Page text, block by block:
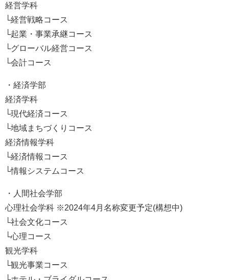
経営学科
└経営戦略コース
└起業・事業承継コース
└グローバル経営コース
└会計コース
・経済学部
経済学科
└現代経済コース
└地域まちづくりコース
経済情報学科
└経済情報コース
└情報システムコース
・人間社会学部
心理社会学科 ※2024年4月名称変更予定(構想中)
└社会文化コース
└心理コース
観光学科
└観光事業コース